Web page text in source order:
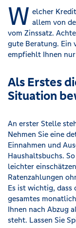
W elcher
allem von
vom Zinssatz.
gute Beratung. Ein
empfiehlt Ihnen
Als Erstes
Situation
An erster Stelle
Nehmen Sie eine
Einnahmen und
Haushaltsbuchs.
leichter
Ratenzahlungen
Es ist wichtig,
gesamtes
Ihnen nach Abzug
steht. Lassen Sie